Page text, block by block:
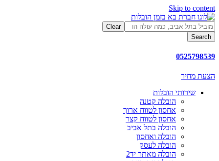
Skip to content
Clear
Search
0525798539
הצעת מחיר
שירותי הובלות
הובלה קטנה
אחסון לטווח ארוך
אחסון לטווח קצר
הובלה בתל אביב
הובלה ואחסון
הובלה לעסק
הובלה מאתר יד2